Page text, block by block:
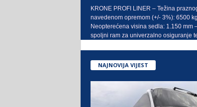
o
KRONE PROFI LINER – Težina
navedenom opremom (+/- 3%): 6500
Neopterećena visina sedla: 1.150 mm
spoljni ram za univerzalno osiguranje
NAJNOVIJA VIJEST